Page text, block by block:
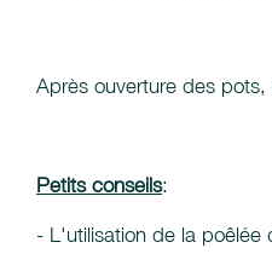
Après ouverture des pots,
Petits conseils:
- L'utilisation de la poêlée